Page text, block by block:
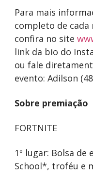
Para mais
completo de cada
confira no site
link da bio do
ou fale
evento: Adilson
Sobre premiação
FORTNITE
1º lugar: Bolsa de
School*, troféu e